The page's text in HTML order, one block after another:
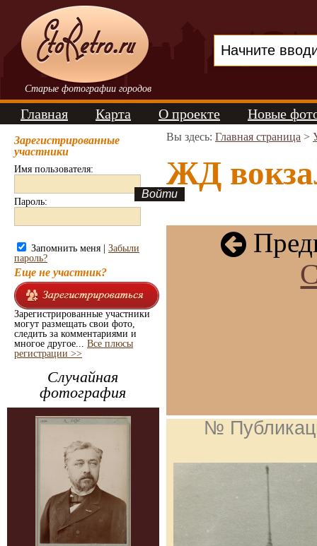
Старые фотографии городов
Главная Карта О проекте Новые
Зарегистрированные
участники
Имя пользователя:
Пароль:
Запомнить меня | Забыли
пароль?
Еще не участник?
Зарегистрированные участники
могут размещать свои фото,
следить за комментариями и
многое другое... Все плюсы
регистрации >>
Случайная
фотография
Вы здесь: Главная страница >
ЖД
№